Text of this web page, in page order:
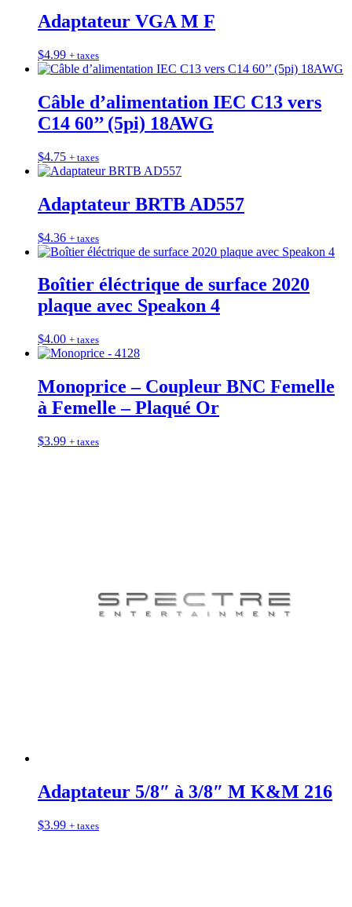
Adaptateur VGA M F
$4.99 + taxes
Câble d’alimentation IEC C13 vers
C14 60’’ (5pi) 18AWG
$4.75 + taxes
Adaptateur BRTB AD557
$4.36 + taxes
Boîtier éléctrique de surface 2020
plaque avec Speakon 4
$4.00 + taxes
Monoprice – Coupleur BNC Femelle
à Femelle – Plaqué Or
$3.99 + taxes
Adaptateur 5/8″ à 3/8″ M K&M 216
$3.99 + taxes